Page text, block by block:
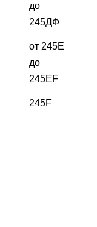
до
245ДФ
от 245E
до
245EF
245F